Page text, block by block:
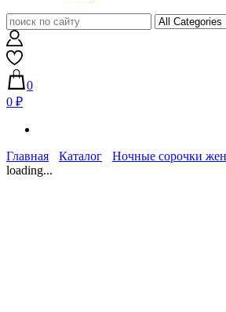
0
0 ₽
Главная Каталог Ночные сорочки
loading...